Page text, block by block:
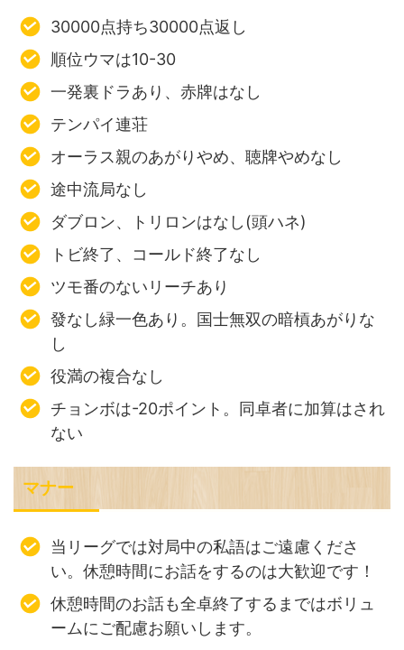
30000点持ち30000点返し
順位ウマは10-30
一発裏ドラあり、赤牌はなし
テンパイ連荘
オーラス親のあがりやめ、聴牌やめなし
途中流局なし
ダブロン、トリロンはなし(頭ハネ)
トビ終了、コールド終了なし
ツモ番のないリーチあり
發なし緑一色あり。国士無双の暗槓あがりな
し
役満の複合なし
チョンボは-20ポイント。同卓者に加算はされ
ない
マナー
当リーグでは対局中の私語はご遠慮くださ
い。休憩時間にお話をするのは大歓迎です！
休憩時間のお話も全卓終了するまではボリュ
ームにご配慮お願いします。